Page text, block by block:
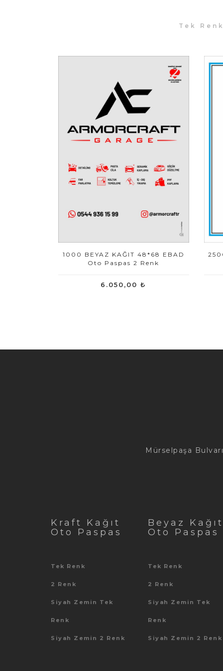
Tek
1000 BEYAZ KAĞIT 48*68 EBAD
Oto Paspas 2 Renk
6.050,00 ₺
Mürselpaşa
Kraft Kağıt
Oto Paspas
Tek Renk
2 Renk
Siyah Zemin Tek
Renk
Siyah Zemin 2 Renk
Beyaz Kağıt
Oto Paspas
Tek Renk
2 Renk
Siyah Zemin Tek
Renk
Siyah Zemin 2 Renk